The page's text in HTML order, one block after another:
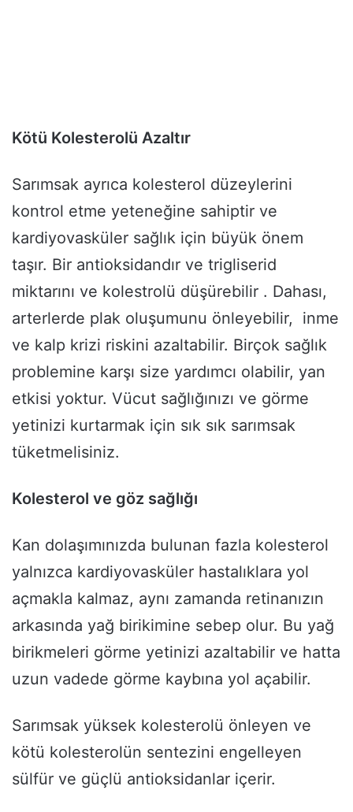
Kötü Kolesterolü Azaltır
Sarımsak ayrıca kolesterol düzeylerini
kontrol etme yeteneğine sahiptir ve
kardiyovasküler sağlık için büyük önem
taşır. Bir antioksidandır ve trigliserid
miktarını ve kolestrolü düşürebilir . Dahası,
arterlerde plak oluşumunu önleyebilir, inme
ve kalp krizi riskini azaltabilir. Birçok sağlık
problemine karşı size yardımcı olabilir, yan
etkisi yoktur. Vücut sağlığınızı ve görme
yetinizi kurtarmak için sık sık sarımsak
tüketmelisiniz.
Kolesterol ve göz sağlığı
Kan dolaşımınızda bulunan fazla kolesterol
yalnızca kardiyovasküler hastalıklara yol
açmakla kalmaz, aynı zamanda retinanızın
arkasında yağ birikimine sebep olur. Bu yağ
birikmeleri görme yetinizi azaltabilir ve hatta
uzun vadede görme kaybına yol açabilir.
Sarımsak yüksek kolesterolü önleyen ve
kötü kolesterolün sentezini engelleyen
sülfür ve güçlü antioksidanlar içerir.